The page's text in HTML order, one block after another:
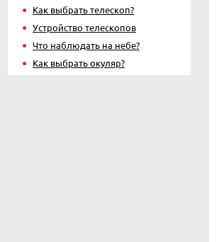
Как выбрать телескоп?
Устройство телескопов
Что наблюдать на небе?
Как выбрать окуляр?